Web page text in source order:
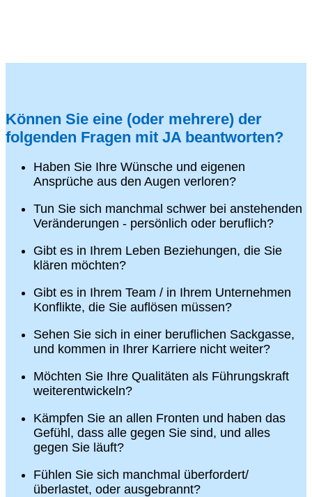
Können Sie eine (oder mehrere) der
folgenden Fragen mit JA beantworten?
Haben Sie Ihre Wünsche und eigenen
Ansprüche aus den Augen verloren?
Tun Sie sich manchmal schwer bei anstehenden
Veränderungen - persönlich oder beruflich?
Gibt es in Ihrem Leben Beziehungen, die Sie
klären möchten?
Gibt es in Ihrem Team / in Ihrem Unternehmen
Konflikte, die Sie auflösen müssen?
Sehen Sie sich in einer beruflichen Sackgasse,
und kommen in Ihrer Karriere nicht weiter?
Möchten Sie Ihre Qualitäten als Führungskraft
weiterentwickeln?
Kämpfen Sie an allen Fronten und haben das
Gefühl, dass alle gegen Sie sind, und alles
gegen Sie läuft?
Fühlen Sie sich manchmal überfordert/
überlastet, oder ausgebrannt?